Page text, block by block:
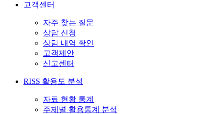
고객센터
자주 찾는 질문
상담 신청
상담 내역 확인
고객제안
신고센터
RISS 활용도 분석
자료 현황 통계
주제별 활용통계 분석